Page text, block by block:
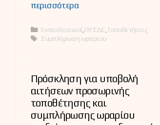
περισσότερα
Κατηγορίες
Εκπαιδευτικοί ΠΥΣΔΕ Τοποθετήσεις
Ετικέτες
Συμπλήρωση ωραρίου
Πρόσκληση για υποβολή
αιτήσεων προσωρινής
τοποθέτησης και
συμπλήρωσης ωραρίου